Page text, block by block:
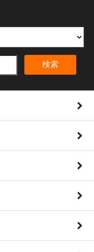
検索